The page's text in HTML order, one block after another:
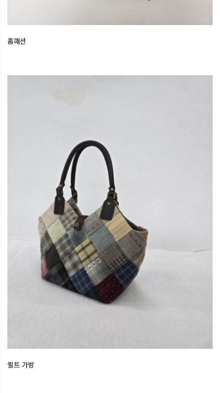
홈패션
퀼트 가방
오산한국문화센터
퀼트 가방